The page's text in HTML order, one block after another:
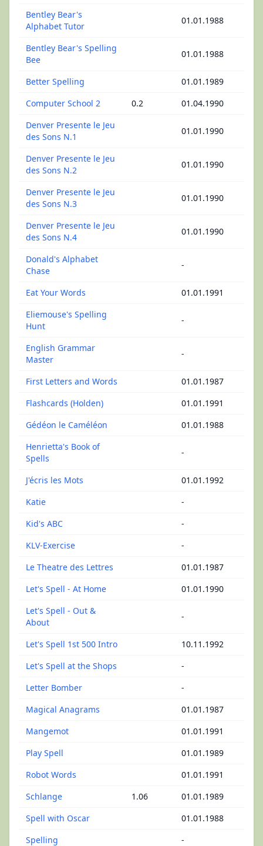
Bentley Bear's
Alphabet Tutor
01.01.1988
Bentley Bear's Spelling
Bee
01.01.1988
Better Spelling
01.01.1989
Computer School 2
0.2
01.04.1990
Denver Presente le Jeu
des Sons N.1
01.01.1990
Denver Presente le Jeu
des Sons N.2
01.01.1990
Denver Presente le Jeu
des Sons N.3
01.01.1990
Denver Presente le Jeu
des Sons N.4
01.01.1990
Donald's Alphabet
Chase
-
Eat Your Words
01.01.1991
Eliemouse's Spelling
Hunt
-
English Grammar
Master
-
First Letters and Words
01.01.1987
Flashcards (Holden)
01.01.1991
Gédéon le Caméléon
01.01.1988
Henrietta's Book of
Spells
-
J'écris les Mots
01.01.1992
Katie
-
Kid's ABC
-
KLV-Exercise
-
Le Theatre des Lettres
01.01.1987
Let's Spell - At Home
01.01.1990
Let's Spell - Out &
About
-
Let's Spell 1st 500 Intro
10.11.1992
Let's Spell at the Shops
-
Letter Bomber
-
Magical Anagrams
01.01.1987
Mangemot
01.01.1991
Play Spell
01.01.1989
Robot Words
01.01.1991
Schlange
1.06
01.01.1989
Spell with Oscar
01.01.1988
Spelling
-